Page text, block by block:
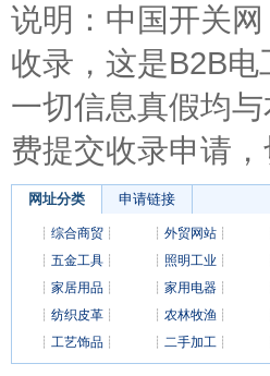
说明：中国开关
收录，这是B2B
一切信息真假均
费提交收录申请
网址分类 申请链接
┊ 综合商贸 ┊ ┊ 外贸网站 ┊
┊ 五金工具 ┊ ┊ 照明工业 ┊
┊ 家居用品 ┊ ┊ 家用电器 ┊
┊ 纺织皮革 ┊ ┊ 农林牧渔 ┊
┊ 工艺饰品 ┊ ┊ 二手加工 ┊